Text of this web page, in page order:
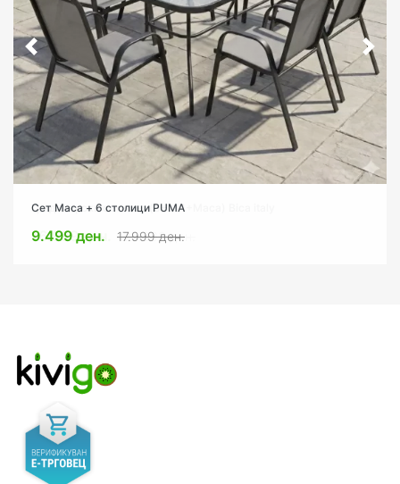
Сет Маса + 6 столици PUMA
9.499 ден. 17.999 ден.